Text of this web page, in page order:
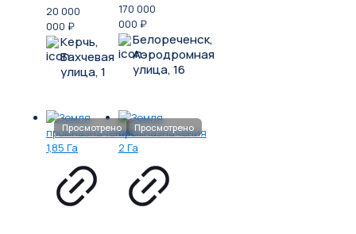
20 000
000 ₽
Керчь,
Бахчевая
улица, 1
170 000
000 ₽
Белореченск,
Аэродромная
улица, 16